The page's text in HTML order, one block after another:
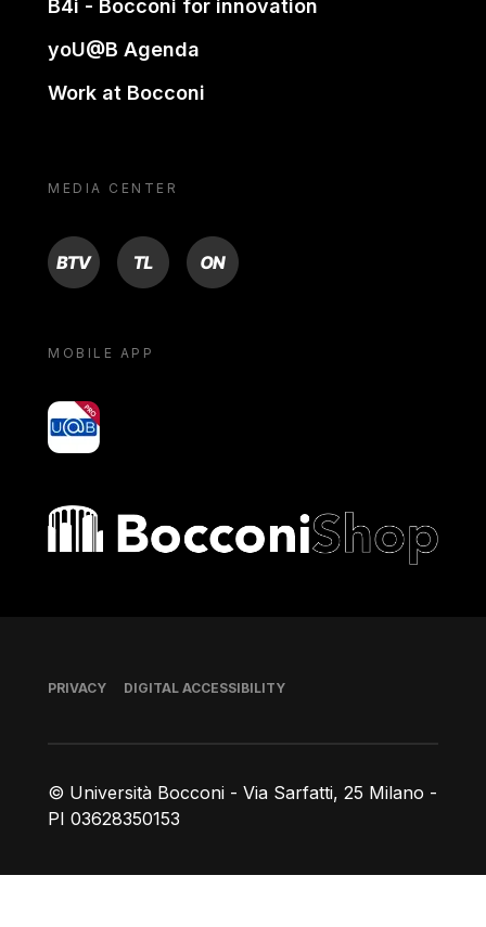
B4i - Bocconi for innovation
yoU@B Agenda
Work at Bocconi
MEDIA CENTER
BTV TL ON
MOBILE APP
yoU@B
Bocconi shop
© Università Bocconi - Via Sarfatti, 25 Milano -
PI 03628350153
Footer
PRIVACY DIGITAL ACCESSIBILITY